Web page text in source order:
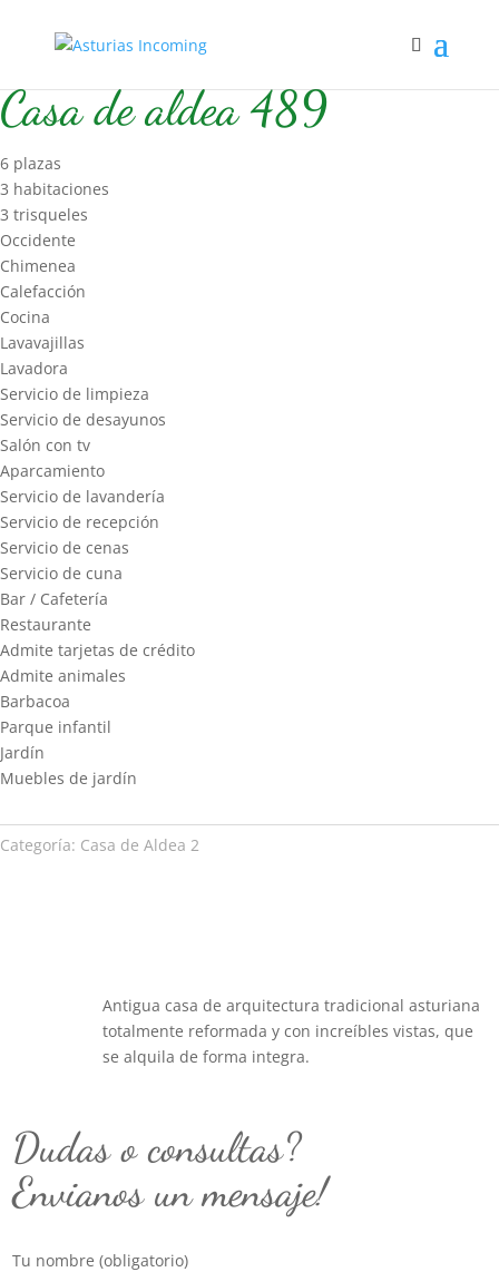
Casa de aldea 489
6 plazas
3 habitaciones
3 trisqueles
Occidente
Chimenea
Calefacción
Cocina
Lavavajillas
Lavadora
Servicio de limpieza
Servicio de desayunos
Salón con tv
Aparcamiento
Servicio de lavandería
Servicio de recepción
Servicio de cenas
Servicio de cuna
Bar / Cafetería
Restaurante
Admite tarjetas de crédito
Admite animales
Barbacoa
Parque infantil
Jardín
Muebles de jardín
Categoría: Casa de Aldea 2
Antigua casa de arquitectura tradicional asturiana
totalmente reformada y con increíbles vistas, que
se alquila de forma integra.
Dudas o consultas?
Envianos un mensaje!
Tu nombre (obligatorio)